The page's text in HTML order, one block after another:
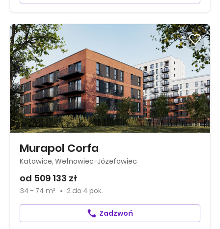
Murapol Corfa
Katowice, Wełnowiec-Józefowiec
od 509 133 zł
34 - 74 m² 2 do 4 pok.
Zadzwoń